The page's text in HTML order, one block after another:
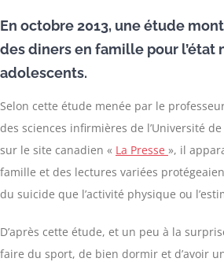
En octobre 2013, une étude
des diners en famille pour l’état
adolescents.
Selon cette étude menée par le professeur
des sciences infirmières de l’Université
sur le site canadien « La Presse », il
famille et des lectures variées
du suicide que l’activité physique ou
D’après cette étude, et un peu à la
faire du sport, de bien dormir et d’avoir